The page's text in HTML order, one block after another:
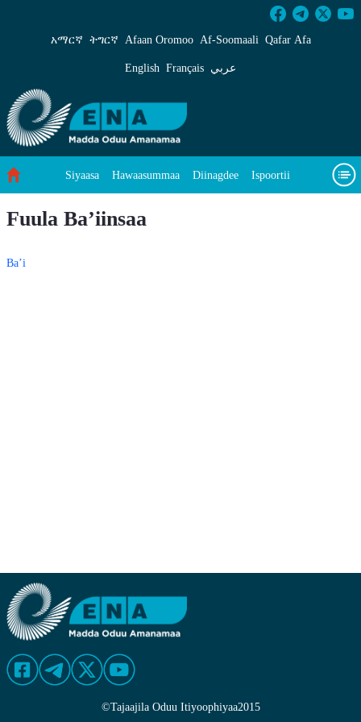
አማርኛ ትግርኛ Afaan Oromoo Af‑Soomaali Qafar Afa
English Français عربي
Siyaasa Hawaasummaa Diinagdee Ispoortii
Fuula Ba’iinsaa
Ba’i
©Tajaajila Oduu Itiyoophiyaa2015